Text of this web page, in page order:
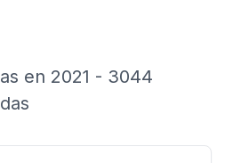
en 2021 - 3044